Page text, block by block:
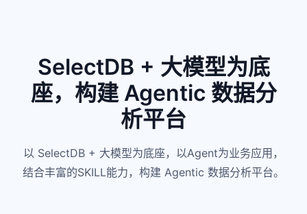
SelectDB + 大模型为底
座，构建 Agentic 数据分
析平台
以 SelectDB + 大模型为底座，以Agent为业务应用，
结合丰富的SKILL能力，构建 Agentic 数据分析平台。